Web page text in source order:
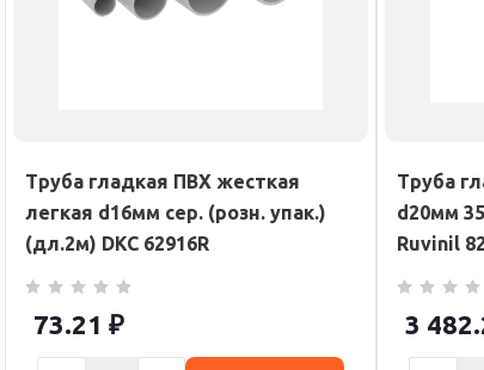
Труба гладкая ПВХ жесткая
легкая d16мм сер. (розн. упак.)
(дл.2м) DKC 62916R
73.21 ₽
Труба
d20мм
Ruvinil
3